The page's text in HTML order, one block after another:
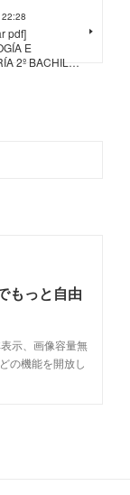
pdf]
E
2º BACHIL…
もっと自由
示、画像容量無
の機能を開放し